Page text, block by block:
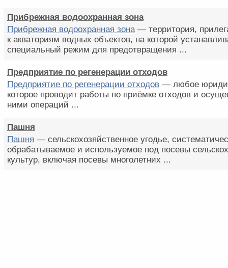
Прибрежная водоохранная зона
Прибрежная водоохранная зона— территория,
к акваториям водных объектов, на которой
специальный режим для предотвращения ...
Предприятие по регенерации отходов
Предприятие по регенерации отходов — любое
которое проводит работы по приёмке отходов и
ними операций ...
Пашня
Пашня — сельскохозяйственное угодье,
обрабатываемое и используемое под посевы
культур, включая посевы многолетних ...